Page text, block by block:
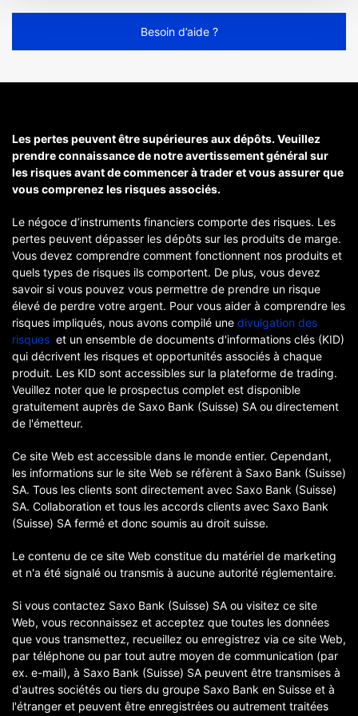
Besoin d’aide ?
Les pertes peuvent être supérieures aux dépôts. Veuillez
prendre connaissance de notre avertissement général sur
les risques avant de commencer à trader et vous assurer que
vous comprenez les risques associés.
Le négoce d’instruments financiers comporte des risques. Les
pertes peuvent dépasser les dépôts sur les produits de marge.
Vous devez comprendre comment fonctionnent nos produits et
quels types de risques ils comportent. De plus, vous devez
savoir si vous pouvez vous permettre de prendre un risque
élevé de perdre votre argent. Pour vous aider à comprendre les
risques impliqués, nous avons compilé une divulgation des
risques et un ensemble de documents d'informations clés (KID)
qui décrivent les risques et opportunités associés à chaque
produit. Les KID sont accessibles sur la plateforme de trading.
Veuillez noter que le prospectus complet est disponible
gratuitement auprès de Saxo Bank (Suisse) SA ou directement
de l'émetteur.
Ce site Web est accessible dans le monde entier. Cependant,
les informations sur le site Web se réfèrent à Saxo Bank (Suisse)
SA. Tous les clients sont directement avec Saxo Bank (Suisse)
SA. Collaboration et tous les accords clients avec Saxo Bank
(Suisse) SA fermé et donc soumis au droit suisse.
Le contenu de ce site Web constitue du matériel de marketing
et n'a été signalé ou transmis à aucune autorité réglementaire.
Si vous contactez Saxo Bank (Suisse) SA ou visitez ce site
Web, vous reconnaissez et acceptez que toutes les données
que vous transmettez, recueillez ou enregistrez via ce site Web,
par téléphone ou par tout autre moyen de communication (par
ex. e-mail), à Saxo Bank (Suisse) SA peuvent être transmises à
d'autres sociétés ou tiers du groupe Saxo Bank en Suisse et à
l'étranger et peuvent être enregistrées ou autrement traitées